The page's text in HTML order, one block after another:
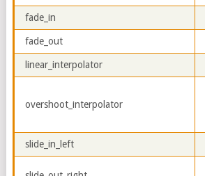
fade_in
fade_out
linear_interpolator
overshoot_interpolator
slide_in_left